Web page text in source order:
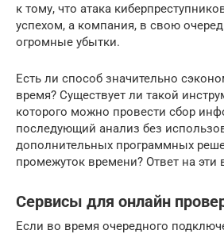
к тому, что атака
успехом, а компания, в свою
огромные убытки.
Есть ли способ значительно
время? Существует ли такой
которого можно провести сбор
последующий анализ без
дополнительных программных
промежуток времени? Ответ на
Сервисы для онлайн
Если во время очередного